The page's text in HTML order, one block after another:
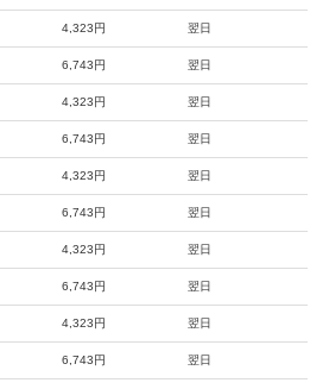
4,323円 翌日
6,743円 翌日
4,323円 翌日
6,743円 翌日
4,323円 翌日
6,743円 翌日
4,323円 翌日
6,743円 翌日
4,323円 翌日
6,743円 翌日